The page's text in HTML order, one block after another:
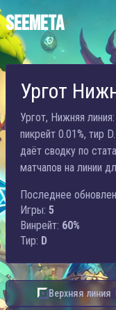
SEEMETA
Ургот
Ургот, Нижняя
пикрейт 0.01%, тир
даёт сводку по
матчапов на линии
Последнее
Игры: 5
Винрейт: 60%
Тир: D
Верхняя линия